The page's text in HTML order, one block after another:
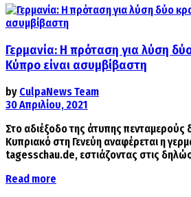
Γερμανία: Η πρόταση για λύση
Κύπρο είναι ασυμβίβαστη
by CulpaNews Team
30 Απριλίου, 2021
Στο αδιέξοδο της άτυπης πενταμερούς
Κυπριακό στη Γενεύη αναφέρεται η
tagesschau.de, εστιάζοντας στις
Read more